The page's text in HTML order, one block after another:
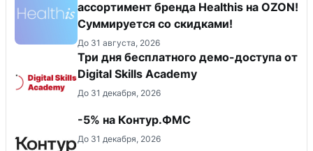
ассортимент бренда Healthis на OZON!
Суммируется со скидками!
До 31 августа, 2026
Три дня бесплатного демо-доступа от
Digital Skills Academy
До 31 декабря, 2026
-5% на Контур.ФМС
До 31 декабря, 2026